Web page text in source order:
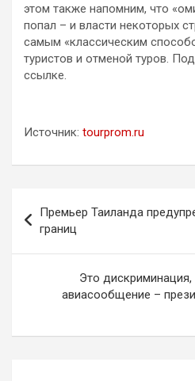
этом также напомним, что
попал – и власти некоторых
самым «классическим
туристов и отменой туров.
ссылке.
Источник: tourprom.ru
по
записям
Премьер Таиланда
границ
Это
авиасообщение –